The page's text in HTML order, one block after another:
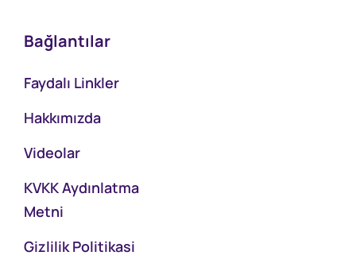
Bağlantılar
Faydalı Linkler
Hakkımızda
Videolar
KVKK Aydınlatma
Metni
Gizlilik Politikasi